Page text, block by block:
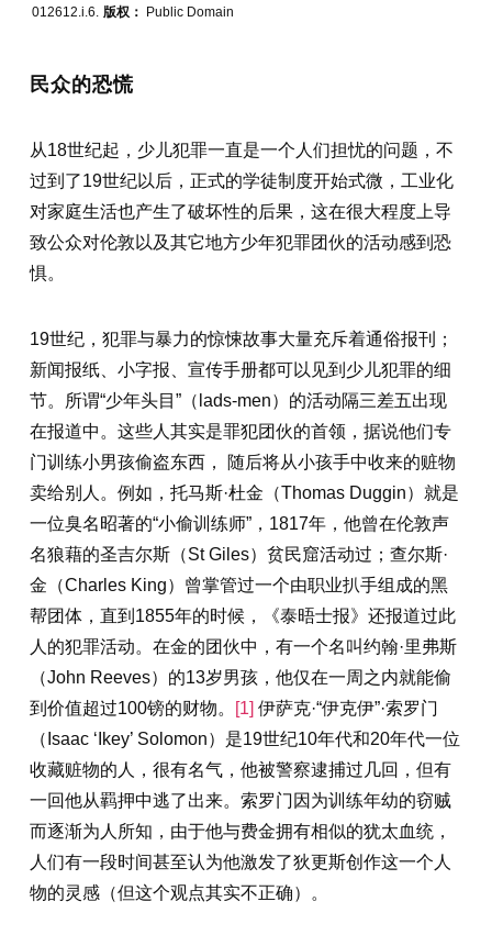
012612.i.6. 版权： Public Domain
民众的恐慌
从18世纪起，少儿犯罪一直是一个人们担忧的问题，不
过到了19世纪以后，正式的学徒制度开始式微，工业化
对家庭生活也产生了破坏性的后果，这在很大程度上导
致公众对伦敦以及其它地方少年犯罪团伙的活动感到恐
惧。
19世纪，犯罪与暴力的惊悚故事大量充斥着通俗报刊；
新闻报纸、小字报、宣传手册都可以见到少儿犯罪的细
节。所谓“少年头目”（lads-men）的活动隔三差五出现
在报道中。这些人其实是罪犯团伙的首领，据说他们专
门训练小男孩偷盗东西， 随后将从小孩手中收来的赃物
卖给别人。例如，托马斯·杜金（Thomas Duggin）就是
一位臭名昭著的“小偷训练师”，1817年，他曾在伦敦声
名狼藉的圣吉尔斯（St Giles）贫民窟活动过；查尔斯·
金（Charles King）曾掌管过一个由职业扒手组成的黑
帮团体，直到1855年的时候，《泰晤士报》还报道过此
人的犯罪活动。在金的团伙中，有一个名叫约翰·里弗斯
（John Reeves）的13岁男孩，他仅在一周之内就能偷
到价值超过100镑的财物。
[1] 伊萨克·“伊克伊”·索罗门
（Isaac ‘Ikey’ Solomon）是19世纪10年代和20年代一位
收藏赃物的人，很有名气，他被警察逮捕过几回，但有
一回他从羁押中逃了出来。索罗门因为训练年幼的窃贼
而逐渐为人所知，由于他与费金拥有相似的犹太血统，
人们有一段时间甚至认为他激发了狄更斯创作这一个人
物的灵感（但这个观点其实不正确）。